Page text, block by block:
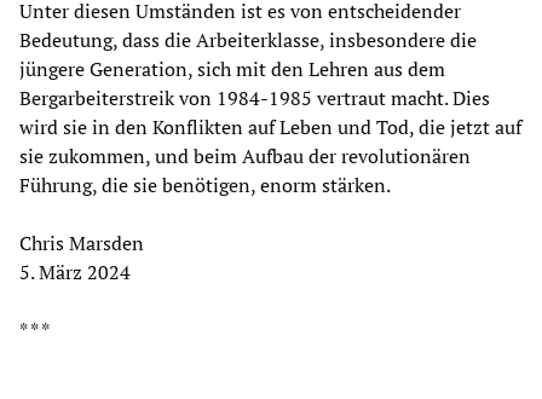
Unter diesen Umständen ist es von entscheidender
Bedeutung, dass die Arbeiterklasse, insbesondere die
jüngere Generation, sich mit den Lehren aus dem
Bergarbeiterstreik von 1984-1985 vertraut macht. Dies
wird sie in den Konflikten auf Leben und Tod, die jetzt auf
sie zukommen, und beim Aufbau der revolutionären
Führung, die sie benötigen, enorm stärken.
Chris Marsden
5. März 2024
* * *